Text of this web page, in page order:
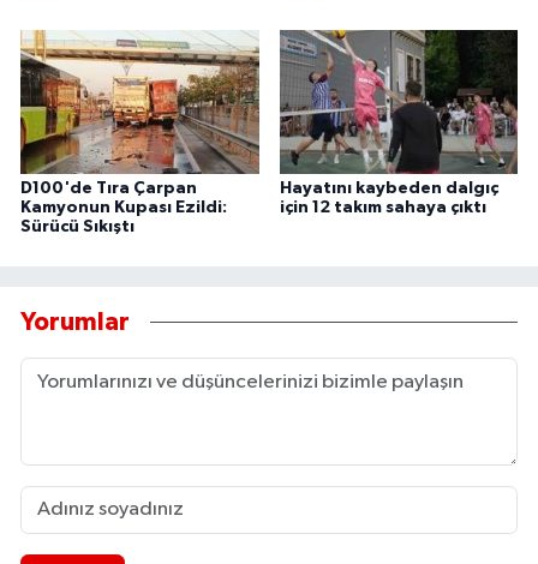
D100'de Tıra Çarpan
Kamyonun Kupası Ezildi:
Sürücü Sıkıştı
Hayatını kaybeden dalgıç
için 12 takım sahaya çıktı
Yorumlar